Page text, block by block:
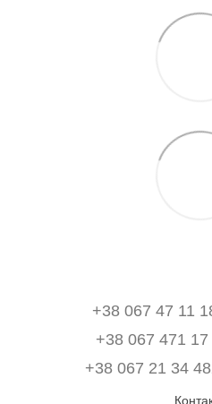
+38 067 47 11
+38 067 471 17
‎+38 067 21 34